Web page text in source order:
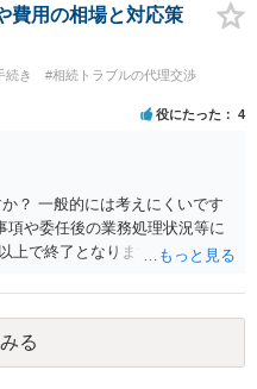
の遺言の形式を守っている限り
の長男に法律的に優位になれそ
場合、優位に立つことはできま
「遺言が作れないはずの事
を起こすのは一つの手です。
ょうか。 →一般論としては可
様が亡くなられた後に動くこ
費用の相場と対応策
続き
#相続トラブルの代理交渉
役にたった 4
？ 一般的には考えにくいです
や委任後の業務処理状況等に
上で終了となりますが、参考に
る